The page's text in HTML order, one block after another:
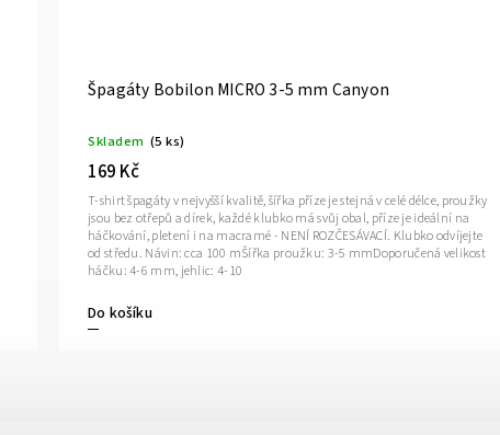
Špagáty Bobilon MICRO 3-5 mm Black Passion
Skladem (6 ks)
169 Kč
Do košíku
T-shirt špagáty v nejvyšší kvalitě, šířka příze je stejná v celé délce, proužky
jsou bez otřepů a dírek, každé klubko má svůj obal, příze je ideální na
háčkování, pletení i na macramé - NENÍ ROZČESÁVACÍ. Klubko odvíjejte
od středu. Návin: cca 100 mŠířka proužku: 3-5 mmDoporučená velikost
háčku: 4-6 mm, jehlic: 4-10